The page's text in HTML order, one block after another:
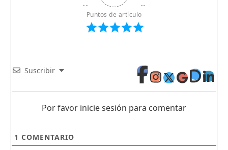
Puntos de artículo
Suscribir
Por favor inicie sesión para comentar
1 COMENTARIO